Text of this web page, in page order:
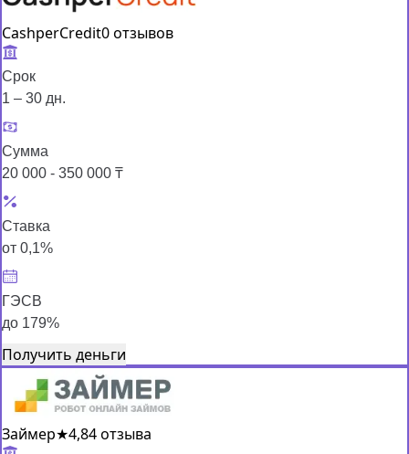
CashperCredit0 отзывов
Срок
1 – 30 дн.
Сумма
20 000 - 350 000 ₸
Ставка
от 0,1%
ГЭСВ
до 179%
Получить деньги
Займер★4,84 отзыва